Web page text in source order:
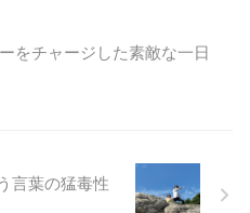
をチャージした素敵な一日
言葉の猛毒性